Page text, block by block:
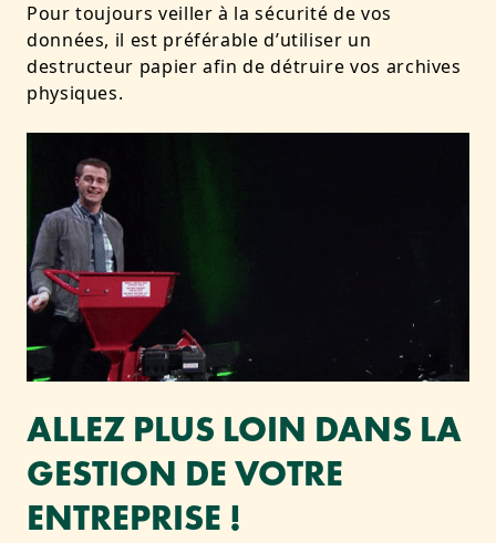
Pour toujours veiller à la sécurité de vos
données, il est préférable d’utiliser un
destructeur papier afin de détruire vos archives
physiques.
ALLEZ PLUS LOIN DANS LA
GESTION DE VOTRE
ENTREPRISE !